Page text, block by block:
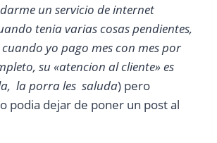
un servicio de internet
tenia varias cosas pendientes,
yo pago mes con mes por
su «atencion al cliente» es
la porra les saluda) pero
podia dejar de poner un post al